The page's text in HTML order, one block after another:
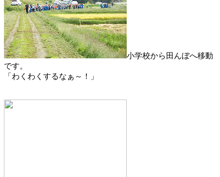
小学校から田んぼへ移動
です。
「わくわくするなぁ～！」